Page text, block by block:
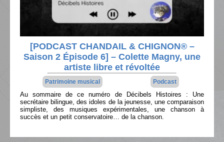
[PODCAST CHANDAIL & CHIGNON® –
Saison 2 Épisode 6] – Colette Magny, une
artiste libre et révoltée
Patrimoine musical Podcast
Au sommaire de ce numéro de Décibels Histoires : Une
secrétaire bilingue, des idoles de la jeunesse, une comparaison
simpliste, des musiques expérimentales, une chanson à
succès et un petit conservatoire… de la chanson.